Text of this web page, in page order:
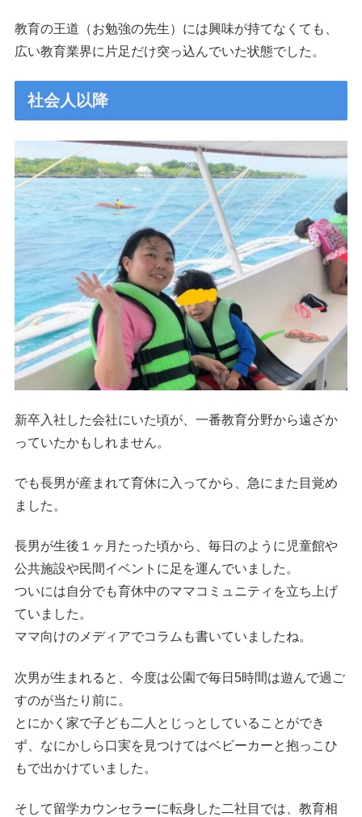
教育の王道（お勉強の先生）には興味が持てなくても、
広い教育業界に片足だけ突っ込んでいた状態でした。
社会人以降
新卒入社した会社にいた頃が、一番教育分野から遠ざか
っていたかもしれません。
でも長男が産まれて育休に入ってから、急にまた目覚め
ました。
長男が生後１ヶ月たった頃から、毎日のように児童館や
公共施設や民間イベントに足を運んでいました。
ついには自分でも育休中のママコミュニティを立ち上げ
ていました。
ママ向けのメディアでコラムも書いていましたね。
次男が生まれると、今度は公園で毎日5時間は遊んで過ご
すのが当たり前に。
とにかく家で子ども二人とじっとしていることができ
ず、なにかしら口実を見つけてはベビーカーと抱っこひ
もで出かけていました。
そして留学カウンセラーに転身した二社目では、教育相